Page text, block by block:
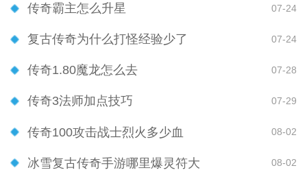
传奇霸主怎么升星 07-24
复古传奇为什么打怪经验少了 07-24
传奇1.80魔龙怎么去 07-28
传奇3法师加点技巧 07-29
传奇100攻击战士烈火多少血 08-02
冰雪复古传奇手游哪里爆灵符大 08-02